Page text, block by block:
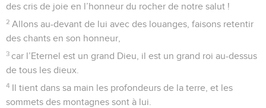
des cris de joie en l’honneur du rocher de notre salut !
2 Allons au-devant de lui avec des louanges, faisons retentir
des chants en son honneur,
3 car l’Eternel est un grand Dieu, il est un grand roi au-dessus
de tous les dieux.
4 Il tient dans sa main les profondeurs de la terre, et les
sommets des montagnes sont à lui.